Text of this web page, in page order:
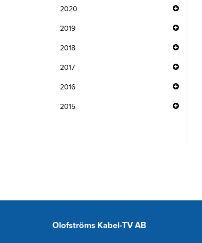
2020
2019
2018
2017
2016
2015
Olofströms Kabel-TV AB